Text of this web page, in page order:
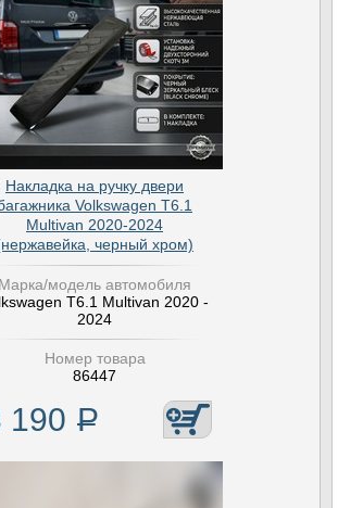
Накладка на ручку двери
Volkswagen T6.1
Multivan 2020-2024
черный хром)
Марка/модель автомобиля
T6.1 Multivan 2020 -
2024
Номер товара
86447
190 Р